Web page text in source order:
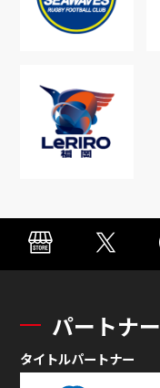
パートナー
タイトルパートナー